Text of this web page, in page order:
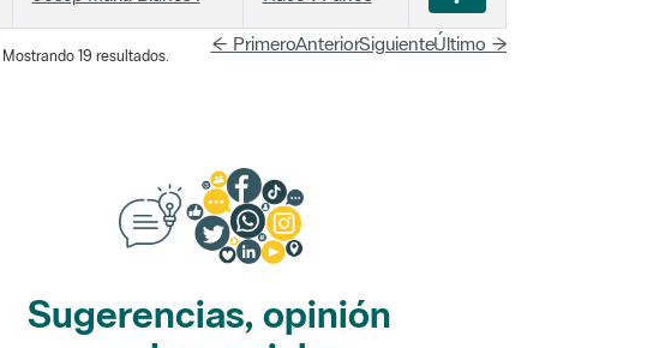
Mostrando 19 resultados.
SiguienteÚltimo →
y redes sociales